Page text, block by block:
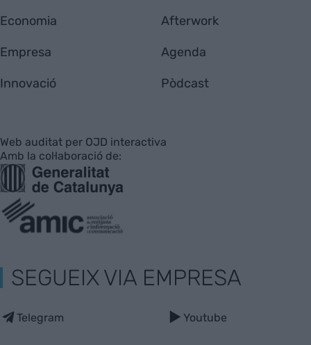
Economia
Empresa
Innovació
Afterwork
Agenda
Pòdcast
Web auditat per OJD interactiva
Amb la col·laboració de:
SEGUEIX VIA EMPRESA
Telegram Youtube